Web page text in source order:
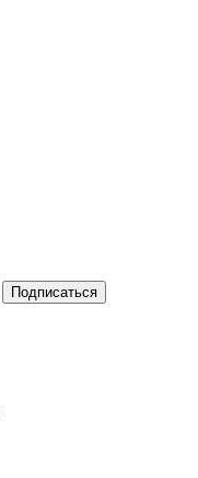
Подписаться